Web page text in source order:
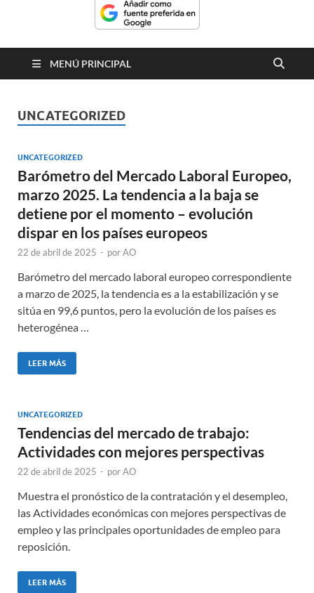
MENÚ PRINCIPAL
UNCATEGORIZED
UNCATEGORIZED
Barómetro del Mercado Laboral Europeo,
marzo 2025. La tendencia a la baja se
detiene por el momento – evolución
dispar en los países europeos
22 de abril de 2025 - porAO
Barómetro del mercado laboral europeo correspondiente
a marzo de 2025, la tendencia es a la estabilización y se
sitúa en 99,6 puntos, pero la evolución de los países es
heterogénea …
LEER MÁS
UNCATEGORIZED
Tendencias del mercado de trabajo:
Actividades con mejores perspectivas
22 de abril de 2025 - porAO
Muestra el pronóstico de la contratación y el desempleo,
las Actividades económicas con mejores perspectivas de
empleo y las principales oportunidades de empleo para
reposición.
LEER MÁS